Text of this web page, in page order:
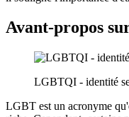
Avant-propos
LGBTQI - identité
LGBT est un acronyme